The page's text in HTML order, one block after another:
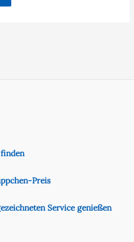
Preis
Service genießen